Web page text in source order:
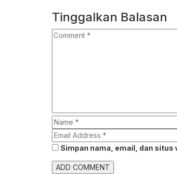
Tinggalkan Balasan
Simpan nama, email, dan situs